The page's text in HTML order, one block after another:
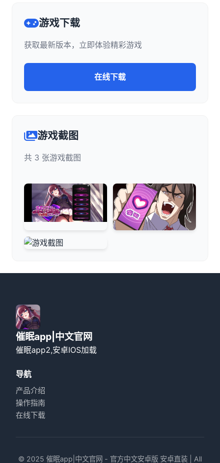
游戏下载
获取最新版本，立即体验精彩游戏
在线下载
游戏截图
共 3 张游戏截图
催眠app|中文官网
催眠app2,安卓IOS加载
导航
产品介绍
操作指南
在线下载
© 2025 催眠app|中文官网 - 官方中文安卓版 安卓直装 | All